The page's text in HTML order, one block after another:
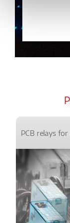
PCB relays